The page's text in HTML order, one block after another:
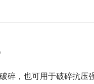
碎，也可用于破碎抗